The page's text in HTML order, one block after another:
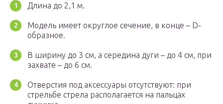
Длина до 2,1 м.
Модель имеет округлое сечение, в конце – D-
образное.
В ширину до 3 см, а середина дуги – до 4 см, при
захвате – до 6 см.
Отверстия под аксессуары отсутствуют: при
стрельбе стрела располагается на пальцах